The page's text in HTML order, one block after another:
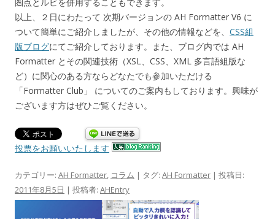
以上、２日にわたって 次期バージョンの AH Formatter V6 に
ついて簡単にご紹介しましたが、その他の情報などを、 CSS組
版ブログにてご紹介しております。また、ブログ内では AH
Formatter とその関連技術（XSL、CSS、XML 多言語組版な
ど）に関心のある方ならどなたでも参加いただける
「Formatter Club」 についてのご案内もしております。興味が
ございます方はぜひご覧ください。
投票をお願いいたします
カテゴリー: AH Formatter, コラム | タグ: AH Formatter | 投稿日:
2011年8月5日 | 投稿者: AHEntry